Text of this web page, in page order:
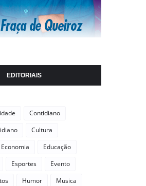
EDITORIAIS
Contidiano
Cultura
Economia
Educação
Esportes
Evento
Humor
Musica